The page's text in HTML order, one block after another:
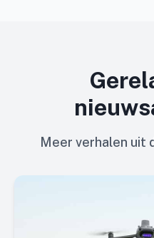
Meer verhalen uit